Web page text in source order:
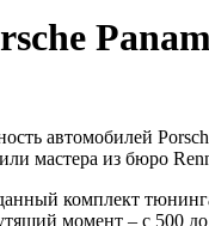
автомобилей
мастера из бюро
комплект
момент – с 500